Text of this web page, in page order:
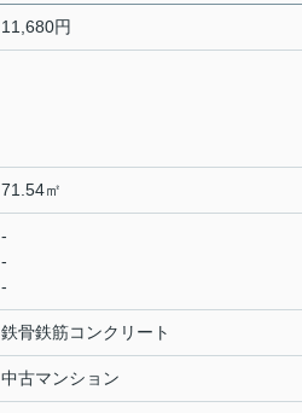
11,680円
71.54㎡
-
-
-
鉄骨鉄筋コンクリート
中古マンション